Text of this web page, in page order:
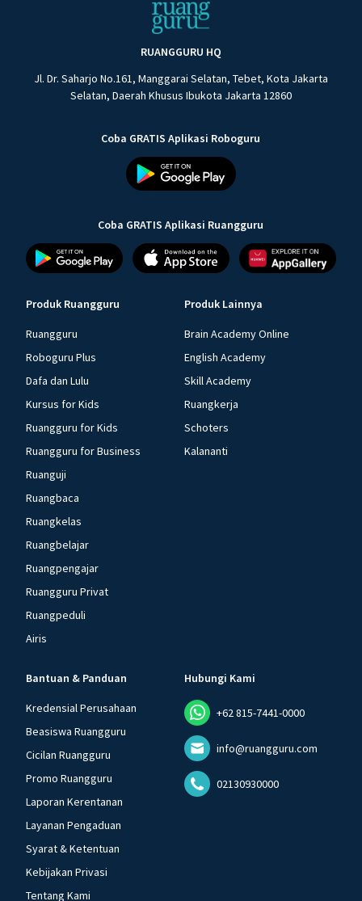
RUANGGURU HQ
Jl. Dr. Saharjo No.161, Manggarai Selatan, Tebet, Kota Jakarta
Selatan, Daerah Khusus Ibukota Jakarta 12860
Coba GRATIS Aplikasi Roboguru
Coba GRATIS Aplikasi Ruangguru
Produk Ruangguru
Ruangguru
Roboguru Plus
Dafa dan Lulu
Kursus for Kids
Ruangguru for Kids
Ruangguru for Business
Ruanguji
Ruangbaca
Ruangkelas
Ruangbelajar
Ruangpengajar
Ruangguru Privat
Ruangpeduli
Airis
Produk Lainnya
Brain Academy Online
English Academy
Skill Academy
Ruangkerja
Schoters
Kalananti
Bantuan & Panduan
Kredensial Perusahaan
Beasiswa Ruangguru
Cicilan Ruangguru
Promo Ruangguru
Laporan Kerentanan
Layanan Pengaduan
Syarat & Ketentuan
Kebijakan Privasi
Tentang Kami
Hubungi Kami
+62 815-7441-0000
info@ruangguru.com
02130930000